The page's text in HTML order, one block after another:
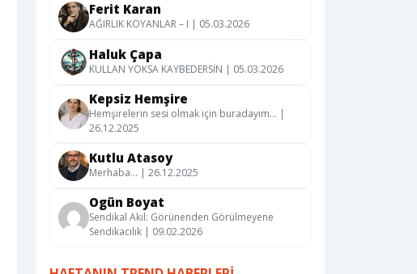
Ferit Karan
AĞIRLIK KOYANLAR – I | 05.03.2026
Haluk Çapa
KULLAN YOKSA KAYBEDERSİN | 05.03.2026
Kepsiz Hemşire
Hemşirelerin sesi olmak için buradayım… |
26.12.2025
Kutlu Atasoy
Merhaba… | 26.12.2025
Ogün Boyat
Sendikal Akıl: Görünenden Görülmeyene
Sendikacılık | 09.02.2026